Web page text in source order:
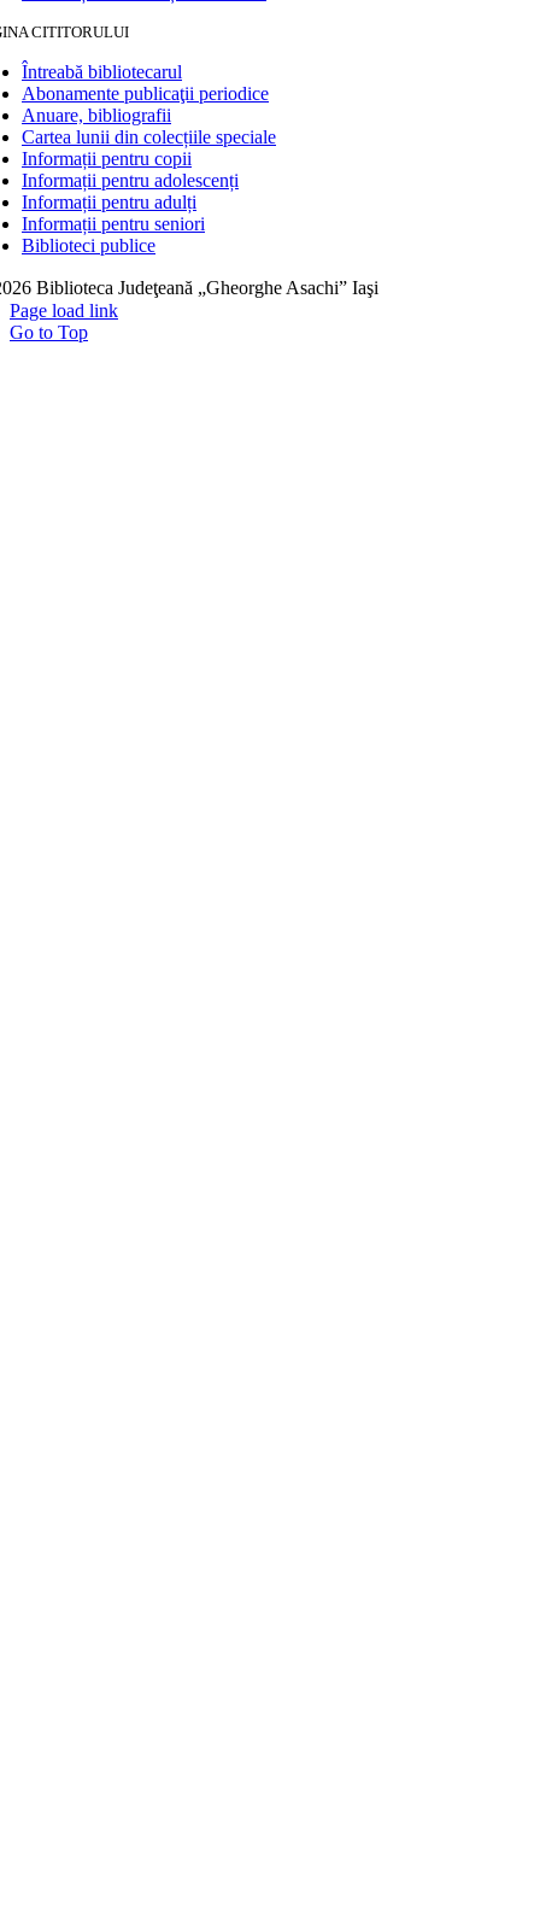
CITITORULUI
Întreabă bibliotecarul
Abonamente publicaţii periodice
Anuare, bibliografii
Cartea lunii din colecțiile speciale
Informații pentru copii
Informații pentru adolescenți
Informații pentru adulți
Informații pentru seniori
Biblioteci publice
Biblioteca Judeţeană „Gheorghe Asachi” Iaşi
Page load link
Go to Top